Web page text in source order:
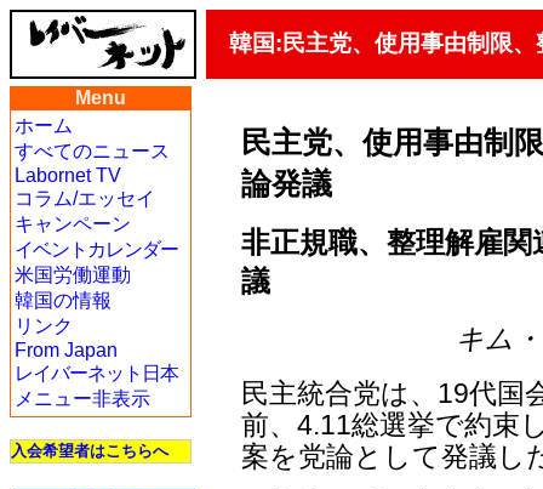
韓国:民主党、使用事由制限
Menu
ホーム
すべてのニュース
Labornet TV
コラム/エッセイ
キャンペーン
イベントカレンダー
米国労働運動
韓国の情報
リンク
From Japan
レイバーネット日本
メニュー非表示
入会希望者はこちらへ
民主党、使用事由制
論発議
非正規職、整理解雇
議
キム
民主統合党は、19代国
前、4.11総選挙で約束
案を党論として発議し